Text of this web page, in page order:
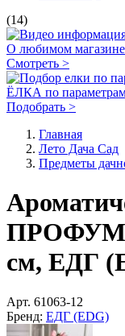
(14)
О любимом магазине
Смотреть >
ЁЛКА по
Подобрать >
Главная
Лето Дача Сад
Предметы
см, ЕДГ
Арт. 61063-12
Бренд: ЕДГ (EDG)